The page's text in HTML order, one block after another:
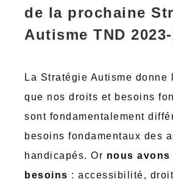
de la prochaine
Autisme TND
La Stratégie Autisme donne
que nos droits et besoins
sont fondamentalement
besoins fondamentaux des
handicapés. Or nous avons
besoins : accessibilité,